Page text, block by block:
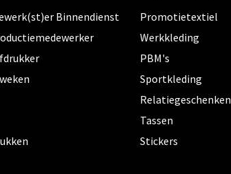
Binnendienst
Promotietextiel
Werkkleding
PBM's
Sportkleding
Relatiegeschenken
Tassen
Stickers